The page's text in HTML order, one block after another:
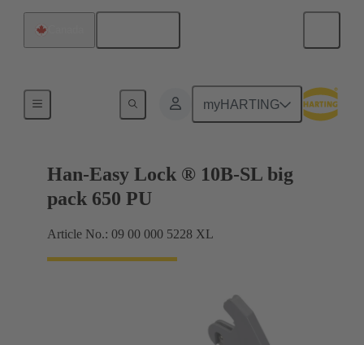
myHARTING
Systèmes de verrouillage
Han-Easy Lock ® 10B-SL big
pack 650 PU
Article No.: 09 00 000 5228 XL